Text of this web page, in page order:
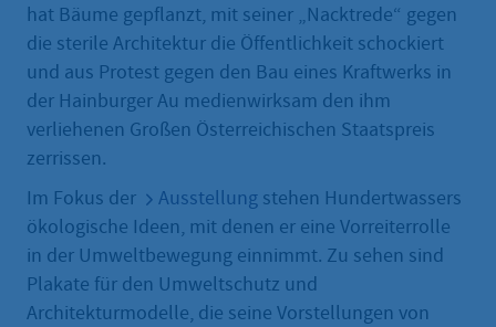
hat Bäume gepflanzt, mit seiner „Nacktrede“ gegen
die sterile Architektur die Öffentlichkeit schockiert
und aus Protest gegen den Bau eines Kraftwerks in
der Hainburger Au medienwirksam den ihm
verliehenen Großen Österreichischen Staatspreis
zerrissen.
Im Fokus der
Ausstellung stehen Hundertwassers
ökologische Ideen, mit denen er eine Vorreiterrolle
in der Umweltbewegung einnimmt. Zu sehen sind
Plakate für den Umweltschutz und
Architekturmodelle, die seine Vorstellungen von